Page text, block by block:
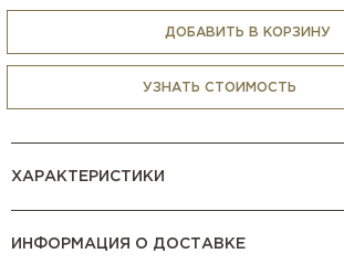
ДОБАВИТЬ В КОРЗИНУ
УЗНАТЬ СТОИМОСТЬ
ХАРАКТЕРИСТИКИ
ИНФОРМАЦИЯ О ДОСТАВКЕ